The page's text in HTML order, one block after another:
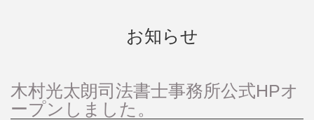
お知らせ
木村光太朗司法書士事務所公式HPオ
ープンしました。